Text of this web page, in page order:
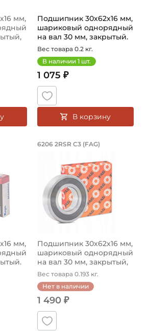
мм,
Подшипник 30х62х16 мм,
шариковый однорядный
на вал 30 мм, закрытый.
Арт...
Вес товара 0.2 кг.
В наличии 1 шт.
1 075 ₽
В корзину
мм, шариковый
однорядный 6206 2RS CM FG
мм,
Подшипник
6206 2RSR C3 (FAG)
Подшипник 30х62х16 мм,
шариковый однорядный
на вал 30 мм, закрытый,
уве...
Вес товара 0.193 кг.
Нет в наличии
1 490 ₽